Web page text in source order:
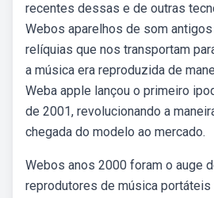
recentes dessas e de outras
Webos aparelhos de som
relíquias que nos transportam
a música era reproduzida de
Weba apple lançou o primeiro
de 2001, revolucionando a
chegada do modelo ao mercado.
Webos anos 2000 foram o auge
reprodutores de música portáteis